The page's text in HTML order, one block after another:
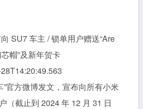
SU7 车主 / 锁单用户赠送“Are
帽”及新年贺卡
”官方微博发文，宣布向所有小米
（截止到 2024 年 12 月 31 日